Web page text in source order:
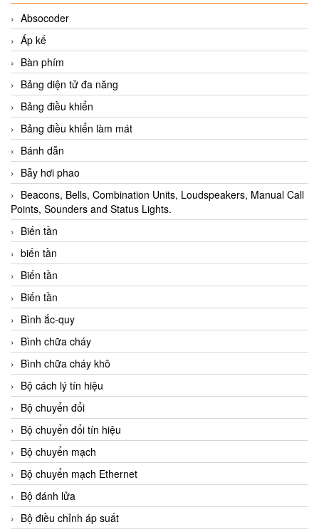
Absocoder
Áp kế
Bàn phím
Bảng diện tử đa năng
Bảng điều khiển
Bảng điều khiển làm mát
Bánh dẫn
Bẫy hơi phao
Beacons, Bells, Combination Units, Loudspeakers, Manual Call
Points, Sounders and Status Lights.
Biến tần
biến tần
Biến tần
Biến tần
Bình ắc-quy
Bình chữa cháy
Bình chữa cháy khô
Bộ cách lý tín hiệu
Bộ chuyển đổi
Bộ chuyển đổi tín hiệu
Bộ chuyển mạch
Bộ chuyển mạch Ethernet
Bộ đánh lửa
Bộ điều chỉnh áp suất